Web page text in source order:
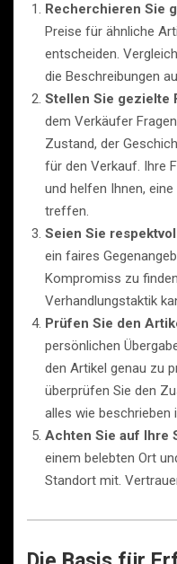
Recherchieren Sie
Preise für ähnliche
entscheiden.
die Beschreibungen
Stellen Sie gezielte
dem Verkäufer
Zustand, der
für den Verkauf. Ihre
und helfen Ihnen,
treffen.
Seien Sie
ein faires
Kompromiss zu
Verhandlungstaktik
Prüfen Sie den
persönlichen
den Artikel genau zu
überprüfen Sie den
alles wie beschrieben
Achten Sie auf Ihre
einem belebten Ort
Standort mit.